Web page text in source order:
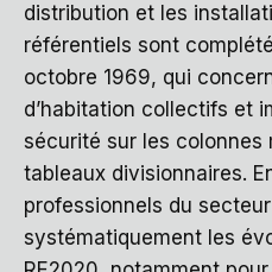
distribution et les
référentiels sont
octobre 1969, qui
d’habitation collectifs et
sécurité sur les colonnes
tableaux divisionnaires.
professionnels du
systématiquement les